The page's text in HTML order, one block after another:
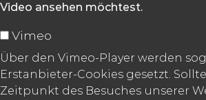
Video ansehen möchtest.
Vimeo
Über den Vimeo-Player werden
Erstanbieter-Cookies gesetzt.
Zeitpunkt des Besuches unserer